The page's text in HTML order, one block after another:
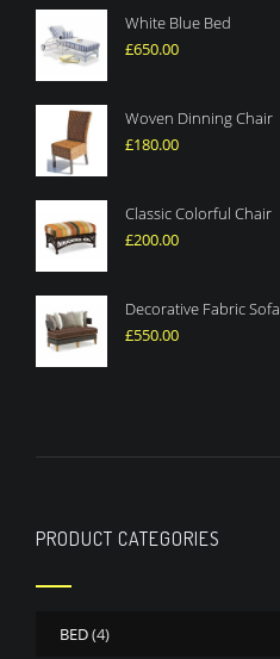
White Blue Bed
£650.00
Woven Dinning Chair
£180.00
Classic Colorful Chair
£200.00
Decorative Fabric Sofa
£550.00
PRODUCT CATEGORIES
BED(4)